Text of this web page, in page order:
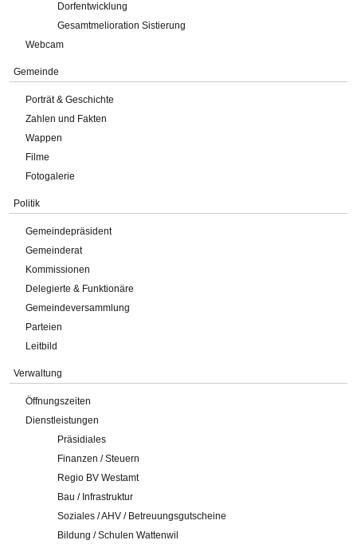
Dorfentwicklung
Gesamtmelioration Sistierung
Webcam
Gemeinde
Porträt & Geschichte
Zahlen und Fakten
Wappen
Filme
Fotogalerie
Politik
Gemeindepräsident
Gemeinderat
Kommissionen
Delegierte & Funktionäre
Gemeindeversammlung
Parteien
Leitbild
Verwaltung
Öffnungszeiten
Dienstleistungen
Präsidiales
Finanzen / Steuern
Regio BV Westamt
Bau / Infrastruktur
Soziales / AHV / Betreuungsgutscheine
Bildung / Schulen Wattenwil